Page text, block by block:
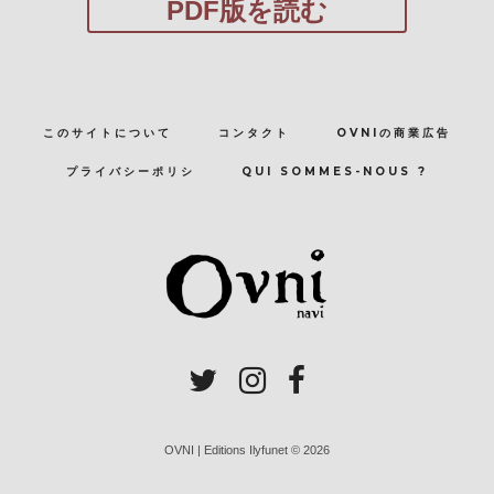
PDF版を読む
このサイトについて コンタクト OVNIの商業広告
プライバシーポリシ QUI SOMMES-NOUS ?
OVNI | Editions Ilyfunet © 2026